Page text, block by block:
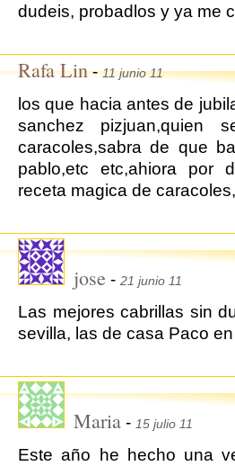
dudeis, probadlos y ya me
Rafa Lin-11 junio 11
los que hacia antes de
sanchez
caracoles,sabra de que
pablo,etc etc,ahiora por
receta magica de
jose - 21 junio 11
Las mejores cabrillas sin
sevilla, las de casa Paco
Maria - 15 julio 11
Este año he hecho una